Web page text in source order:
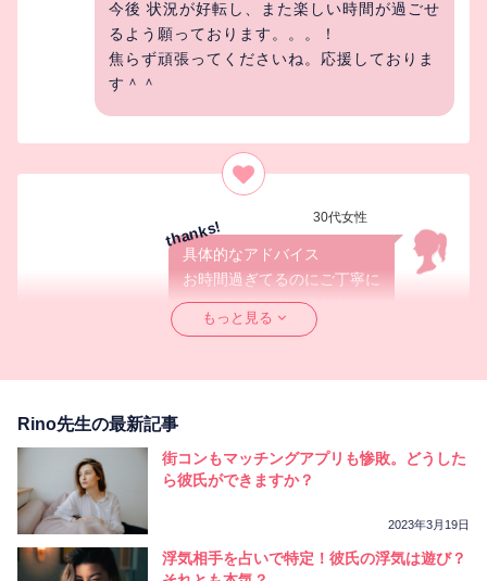
今後 状況が好転し、また楽しい時間が過ごせ
るよう願っております。。。！
焦らず頑張ってくださいね。応援しておりま
す＾＾
30代女性
具体的なアドバイス
お時間過ぎてるのにご丁寧に
ありがとうございました！
前向きにがんばります！！
ました。。。！
素敵な出会いとお導きがありますよう、心から
願っております☆彡
もっと見る
Rino先生の最新記事
街コンもマッチングアプリも惨敗。どうした
ら彼氏ができますか？
2023年3月19日
浮気相手を占いで特定！彼氏の浮気は遊び？